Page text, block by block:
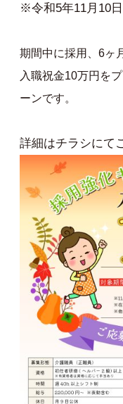
※令和5年11月10
期間中に採用、6ヶ
入職祝金10万円を
ーンです。
詳細はチラシにて